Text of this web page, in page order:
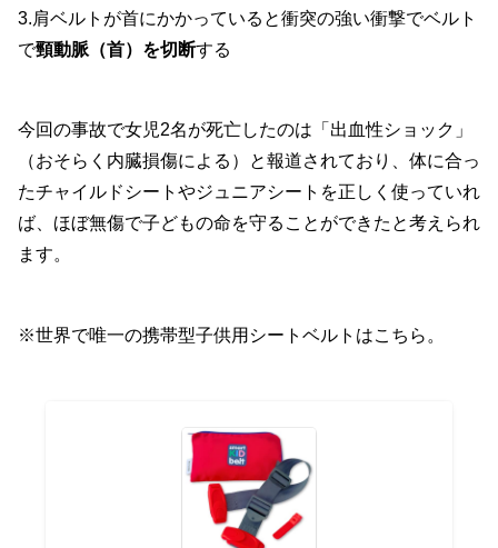
3.肩ベルトが首にかかっていると衝突の強い衝撃でベルト
で頸動脈（首）を切断する
今回の事故で女児2名が死亡したのは「出血性ショック」
（おそらく内臓損傷による）と報道されており、体に合っ
たチャイルドシートやジュニアシートを正しく使っていれ
ば、ほぼ無傷で子どもの命を守ることができたと考えられ
ます。
※世界で唯一の携帯型子供用シートベルトはこちら。